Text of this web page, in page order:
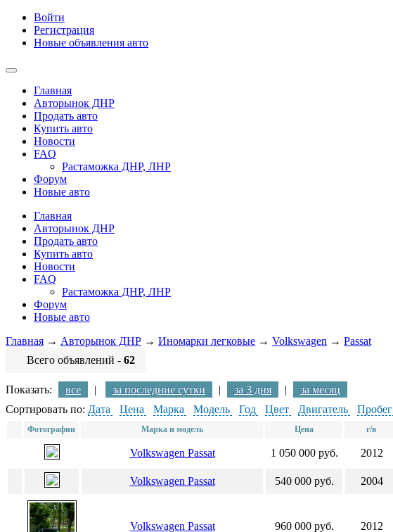
Войти
Регистрация
Новые объявления авто
Главная
Авторынок ДНР
Продать авто
Купить авто
Новости
FAQ
Растаможка ДНР, ЛНР
Форум
Новые авто
Главная
Авторынок ДНР
Продать авто
Купить авто
Новости
FAQ
Растаможка ДНР, ЛНР
Форум
Новые авто
Главная → Авторынок ДНР → Иномарки легковые → Volkswagen → Passat
Всего объявлений - 62
Показать: все | за последние сутки | за 3 дня | за месяц
Сортировать по: Дата Цена Марка Модель Год Цвет Двигатель Пробег
Фотографии Марка и модель Цена г/в
Volkswagen Passat 1 050 000 руб. 2012
Volkswagen Passat 540 000 руб. 2004
Volkswagen Passat 960 000 руб. 2012